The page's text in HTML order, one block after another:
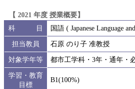
【 2021 年度 授業概要】
科 目
国語 ( Japanese Language
担当教員
石原 のり子 准教授
対象学年等
都市工学科・3年・通年・
学習・教育
目標
B1(100%)